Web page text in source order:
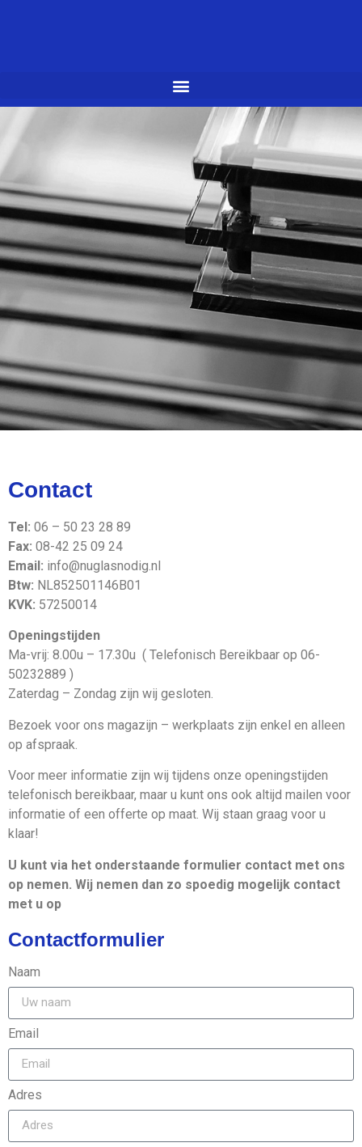
Tilburg en omstreken
Onze klanten waarderen ons met
Contact
Tel: 06 – 50 23 28 89
Fax: 08-42 25 09 24
Email: info@nuglasnodig.nl
Btw: NL852501146B01
KVK: 57250014
Openingstijden
Ma-vrij: 8.00u – 17.30u ( Telefonisch Bereikbaar op 06-
50232889 )
Zaterdag – Zondag zijn wij gesloten.
Bezoek voor ons magazijn – werkplaats zijn enkel en alleen
op afspraak.
Voor meer informatie zijn wij tijdens onze openingstijden
telefonisch bereikbaar, maar u kunt ons ook altijd mailen voor
informatie of een offerte op maat. Wij staan graag voor u
klaar!
U kunt via het onderstaande formulier contact met ons
op nemen. Wij nemen dan zo spoedig mogelijk contact
met u op
Contactformulier
Naam
Email
Adres